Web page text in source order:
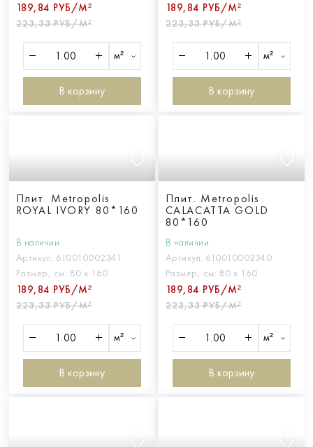
189,84 РУБ/М²
223,33 РУБ/М²
м²
В корзину
189,84 РУБ/М²
223,33 РУБ/М²
м²
В корзину
Плит. Metropolis
ROYAL IVORY 80*160
В наличии
Артикул: 610010002341
Размер, см: 80 х 160
189,84 РУБ/М²
223,33 РУБ/М²
м²
В корзину
Плит. Metropolis
CALACATTA GOLD
80*160
В наличии
Артикул: 610010002340
Размер, см: 80 х 160
189,84 РУБ/М²
223,33 РУБ/М²
м²
В корзину